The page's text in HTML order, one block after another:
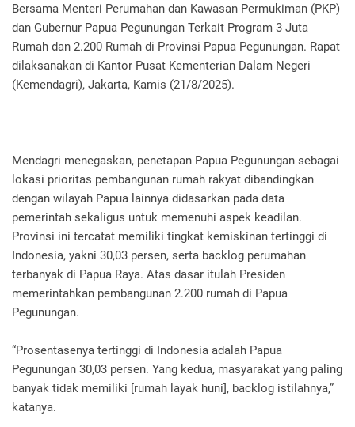
Bersama Menteri Perumahan dan Kawasan Permukiman (PKP)
dan Gubernur Papua Pegunungan Terkait Program 3 Juta
Rumah dan 2.200 Rumah di Provinsi Papua Pegunungan. Rapat
dilaksanakan di Kantor Pusat Kementerian Dalam Negeri
(Kemendagri), Jakarta, Kamis (21/8/2025).
Mendagri menegaskan, penetapan Papua Pegunungan sebagai
lokasi prioritas pembangunan rumah rakyat dibandingkan
dengan wilayah Papua lainnya didasarkan pada data
pemerintah sekaligus untuk memenuhi aspek keadilan.
Provinsi ini tercatat memiliki tingkat kemiskinan tertinggi di
Indonesia, yakni 30,03 persen, serta backlog perumahan
terbanyak di Papua Raya. Atas dasar itulah Presiden
memerintahkan pembangunan 2.200 rumah di Papua
Pegunungan.
“Prosentasenya tertinggi di Indonesia adalah Papua
Pegunungan 30,03 persen. Yang kedua, masyarakat yang paling
banyak tidak memiliki [rumah layak huni], backlog istilahnya,”
katanya.